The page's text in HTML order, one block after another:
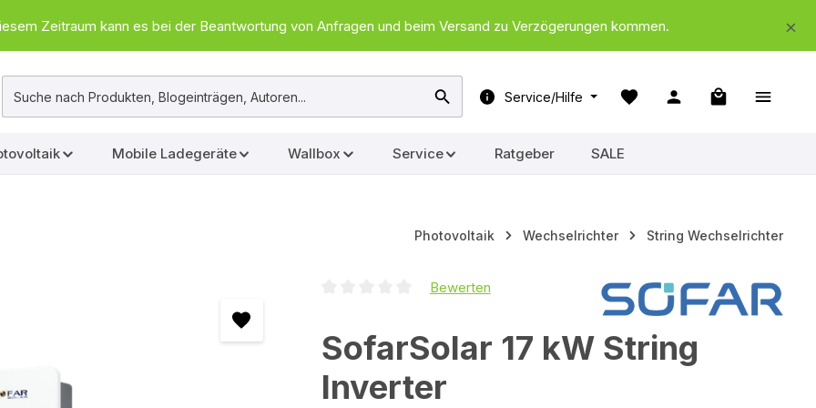
Zeitraum kann es bei der Beantwortung von Anfragen und beim Versand zu Verzögerungen kommen.
Service/Hilfe
Warenkorb
Mobile Ladegeräte Wallbox Service Ratgeber SALE
Photovoltaik Wechselrichter String Wechselrichter
Durchschnittliche Bewertung von 0 von 5 Sternen
Bewerten
SofarSolar 17 kW String
Inverter